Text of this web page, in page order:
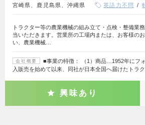
宮崎県、鹿児島県、沖縄県
英語力不問
トラクター等の農業機械の組み立て・点検・整備業
当いただきます。営業所の工場内または、お客様の
い、農業機械…
会社概要
■事業の特徴： （1）商品…1952年にフ
入販売を始めて以来、同社が日本全国へ届けたトラ
興味あり